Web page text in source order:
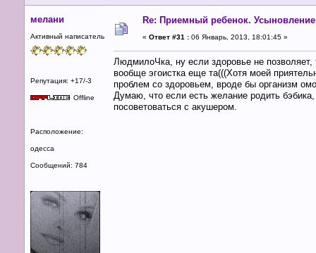
мелани
Активный написатель
Репутация: +17/-3
Offline
Расположение:
одесса
Сообщений: 784
Re: Приемный ребенок. Усыновление
« Ответ #31 : 06 Январь, 2013, 18:01:45 »
ЛюдмилоЧка, ну если здоровье не
вообще эгоистка еще та(((Хотя моей
проблем со здоровьем, вроде бы организм
Думаю, что если есть желание родить
посоветоваться с акушером.